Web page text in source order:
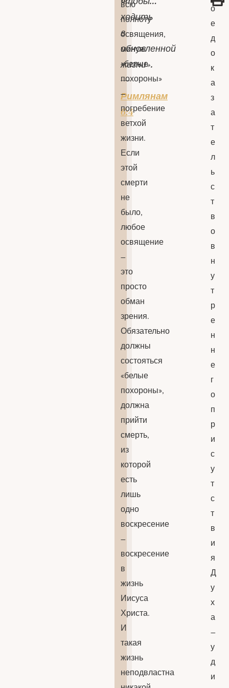
ходить
в
обновленной
жизни».
—
Римлянам
6:4
всю
полноту
освящения,
минуя
«белые
похороны»
–
погребение
ветхой
жизни.
Если
этой
смерти
не
было,
любое
освящение
–
это
просто
обман
зрения.
Обязательно
должны
состояться
«белые
похороны»,
должна
прийти
смерть,
из
которой
есть
лишь
одно
воскресение
–
воскресение
в
жизнь
Иисуса
Христа.
И
такая
жизнь
неподвластна
о
е
д
о
к
а
з
а
т
е
л
ь
с
т
в
о
в
н
у
т
р
е
н
н
е
г
о
п
р
и
с
у
т
с
т
в
и
я
Д
у
х
а
–
у
д
и